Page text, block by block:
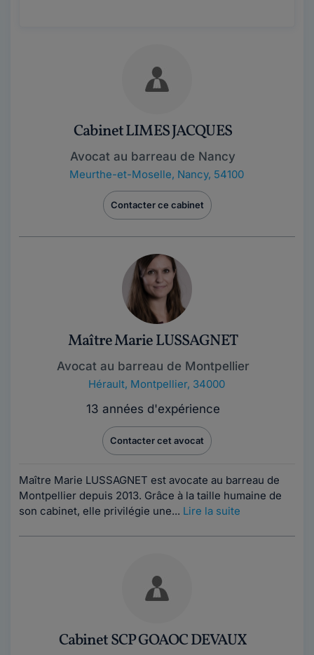
Cabinet LIMES JACQUES
Avocat au barreau de Nancy
Meurthe-et-Moselle, Nancy, 54100
Contacter ce cabinet
Maître Marie LUSSAGNET
Avocat au barreau de Montpellier
Hérault, Montpellier, 34000
13 années d'expérience
Contacter cet avocat
Maître Marie LUSSAGNET est avocate au barreau de
Montpellier depuis 2013. Grâce à la taille humaine de
son cabinet, elle privilégie une... Lire la suite
Cabinet SCP GOAOC DEVAUX